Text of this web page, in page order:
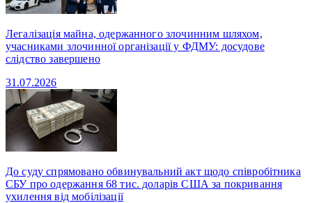
Легалізація майна, одержанного злочинним шляхом,
учасниками злочинної організації у ФДМУ: досудове
слідство завершено
31.07.2026
До суду спрямовано обвинувальний акт щодо співробітника
СБУ про одержання 68 тис. доларів США за покривання
ухилення від мобілізації